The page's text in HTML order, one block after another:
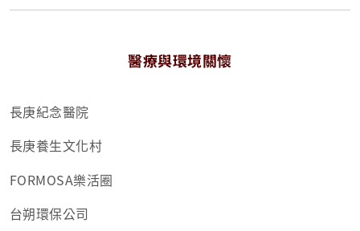
醫療與環境關懷
長庚紀念醫院
長庚養生文化村
FORMOSA樂活圈
台朔環保公司